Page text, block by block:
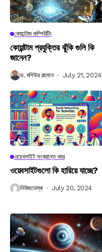
কোয়ান্টাম কম্পিউটিং
কোয়ান্টাম প্রযুক্তির ঝুঁকি গুলি কি
জানেন?
ড. মশিউর রহমান July 21, 2024
ওয়েবসাইট সংক্রান্ত খবর
ওয়েবসাইটগুলো কি হারিয়ে যাচ্ছে?
নিউজডেস্ক July 20, 2024